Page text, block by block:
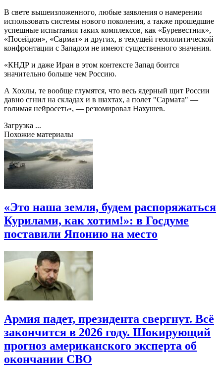
В свете вышеизложенного, любые заявления о намерении
использовать системы нового поколения, а также прошедшие
успешные испытания таких комплексов, как «Буревестник»,
«Посейдон», «Сармат» и других, в текущей геополитической
конфронтации с Западом не имеют существенного значения.
«КНДР и даже Иран в этом контексте Запад боится
значительно больше чем Россию.
А Хохлы, те вообще глумятся, что весь ядерный щит России
давно сгнил на складах и в шахтах, а полет "Сармата" —
голимая нейросеть», — резюмировал Нахушев.
Загрузка ...
Похожие материалы
«Это наша земля, будем распоряжаться
Курилами, как хотим!»: в Госдуме
поставили Японию на место
Армия падет, президента свергнут. Всё
закончится в 2026 году. Шокирующий
прогноз американского эксперта об
окончании СВО